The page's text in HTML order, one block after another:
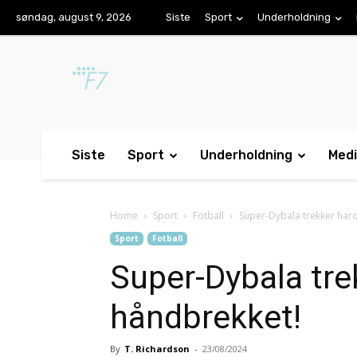
søndag, august 9, 2026 Siste Sport Underholdning
Siste Sport Underholdning
Home Sport Fotball Super-Dybala trekker
Sport Fotball
Super-Dybala
håndbrekket!
By T. Richardson - 23/08/2024